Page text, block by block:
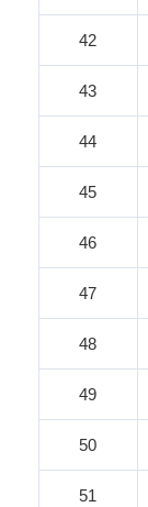
42
43
44
45
46
47
48
49
50
51